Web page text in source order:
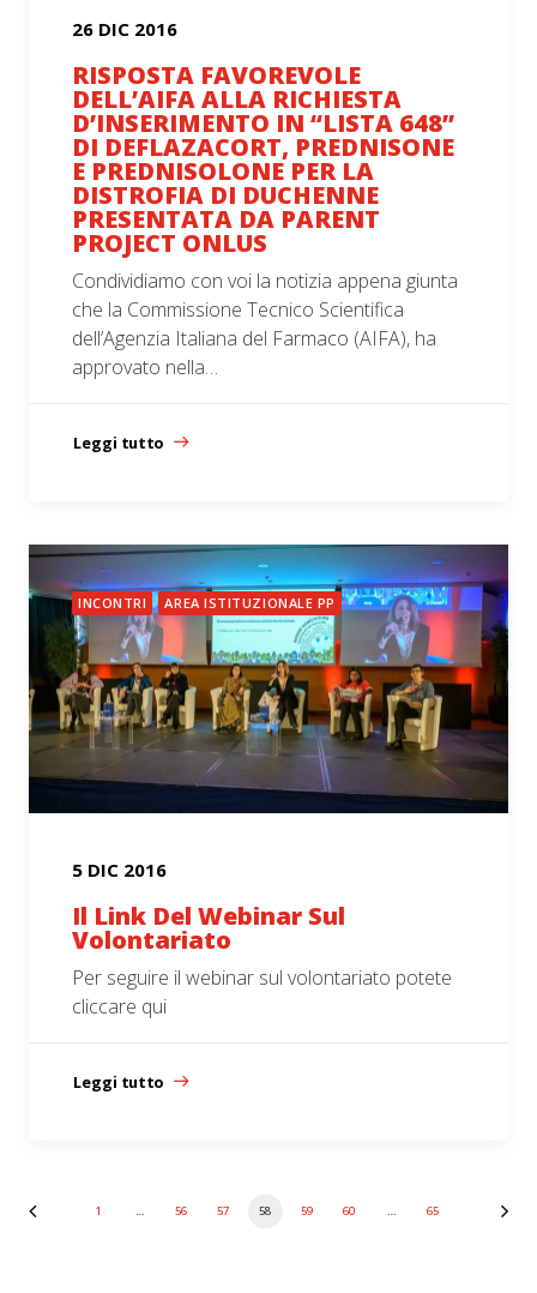
26 DIC 2016
RISPOSTA FAVOREVOLE
DELL’AIFA ALLA RICHIESTA
D’INSERIMENTO IN “LISTA 648”
DI DEFLAZACORT, PREDNISONE
E PREDNISOLONE PER LA
DISTROFIA DI DUCHENNE
PRESENTATA DA PARENT
PROJECT ONLUS
Condividiamo con voi la notizia appena giunta
che la Commissione Tecnico Scientifica
dell’Agenzia Italiana del Farmaco (AIFA), ha
approvato nella…
Leggi tutto
INCONTRI AREA ISTITUZIONALE PP
5 DIC 2016
Il Link Del Webinar Sul
Volontariato
Per seguire il webinar sul volontariato potete
cliccare qui
Leggi tutto
1 … 56 57 58 59 60 … 65